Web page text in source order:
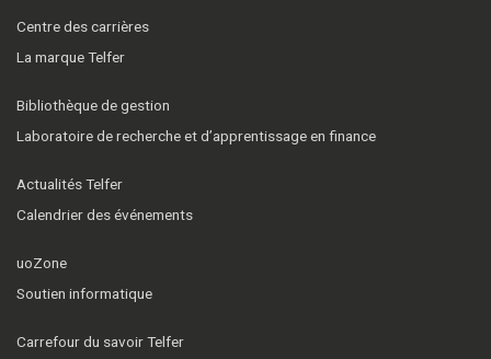
Centre des carrières
La marque Telfer
Bibliothèque de gestion
Laboratoire de recherche et d’apprentissage en finance
Actualités Telfer
Calendrier des événements
uoZone
Soutien informatique
Carrefour du savoir Telfer